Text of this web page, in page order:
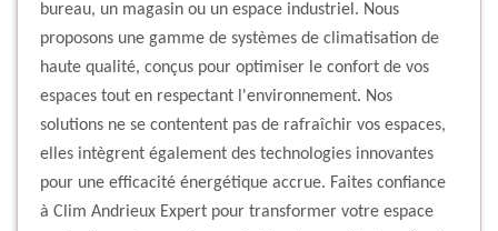
bureau, un magasin ou un espace industriel. Nous
proposons une gamme de systèmes de climatisation de
haute qualité, conçus pour optimiser le confort de vos
espaces tout en respectant l'environnement. Nos
solutions ne se contentent pas de rafraîchir vos espaces,
elles intègrent également des technologies innovantes
pour une efficacité énergétique accrue. Faites confiance
à Clim Andrieux Expert pour transformer votre espace